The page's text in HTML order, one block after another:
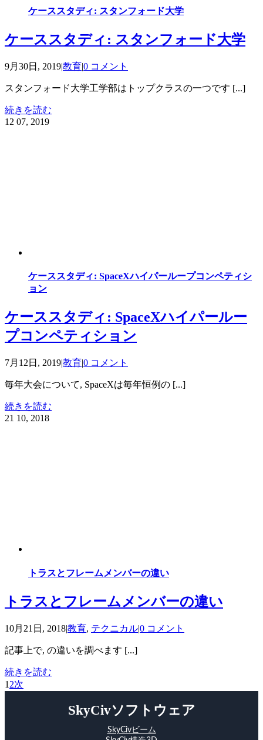
ケーススタディ: スタンフォード大学
ケーススタディ: スタンフォード大学
9月30日, 2019|教育|0 コメント
スタンフォード大学工学部はトップクラスの一つです [...]
続きを読む
12 07, 2019
ケーススタディ: SpaceXハイパーループコンペティシ
ョン
ケーススタディ: SpaceXハイパールー
プコンペティション
7月12日, 2019|教育|0 コメント
毎年大会について, SpaceXは毎年恒例の [...]
続きを読む
21 10, 2018
トラスとフレームメンバーの違い
トラスとフレームメンバーの違い
10月21日, 2018|教育, テクニカル|0 コメント
記事上で, の違いを調べます [...]
続きを読む
1 2次
SkyCivソフトウェア
SkyCivビーム